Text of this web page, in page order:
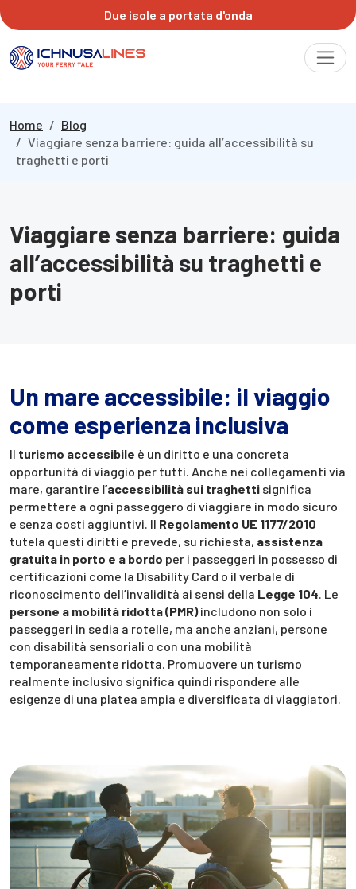
Due isole a portata d'onda
Home
Blog
Viaggiare senza barriere: guida all’accessibilità su
traghetti e porti
Viaggiare senza barriere: guida
all’accessibilità su traghetti e
porti
Un mare accessibile: il viaggio
come esperienza inclusiva
Il turismo accessibile è un diritto e una concreta
opportunità di viaggio per tutti. Anche nei collegamenti via
mare, garantire l’accessibilità sui traghetti significa
permettere a ogni passeggero di viaggiare in modo sicuro
e senza costi aggiuntivi. Il Regolamento UE 1177/2010
tutela questi diritti e prevede, su richiesta, assistenza
gratuita in porto e a bordo per i passeggeri in possesso di
certificazioni come la Disability Card o il verbale di
riconoscimento dell’invalidità ai sensi della Legge 104. Le
persone a mobilità ridotta (PMR)includono non solo i
passeggeri in sedia a rotelle, ma anche anziani, persone
con disabilità sensoriali o con una mobilità
temporaneamente ridotta. Promuovere un turismo
realmente inclusivo significa quindi rispondere alle
esigenze di una platea ampia e diversificata di viaggiatori.